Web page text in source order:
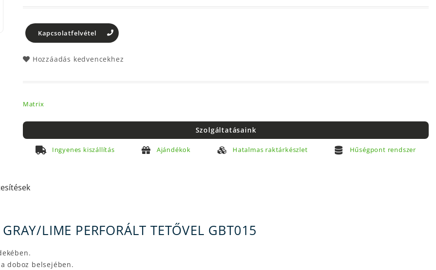
Kapcsolatfelvétel
Hozzáadás kedvencekhez
Matrix
Szolgáltatásaink
Ingyenes kiszállítás Ajándékok Hatalmas raktárkészlet Hűségpont rendszer
LIME PERFORÁLT TETŐVEL GBT015
doboz belsejében.